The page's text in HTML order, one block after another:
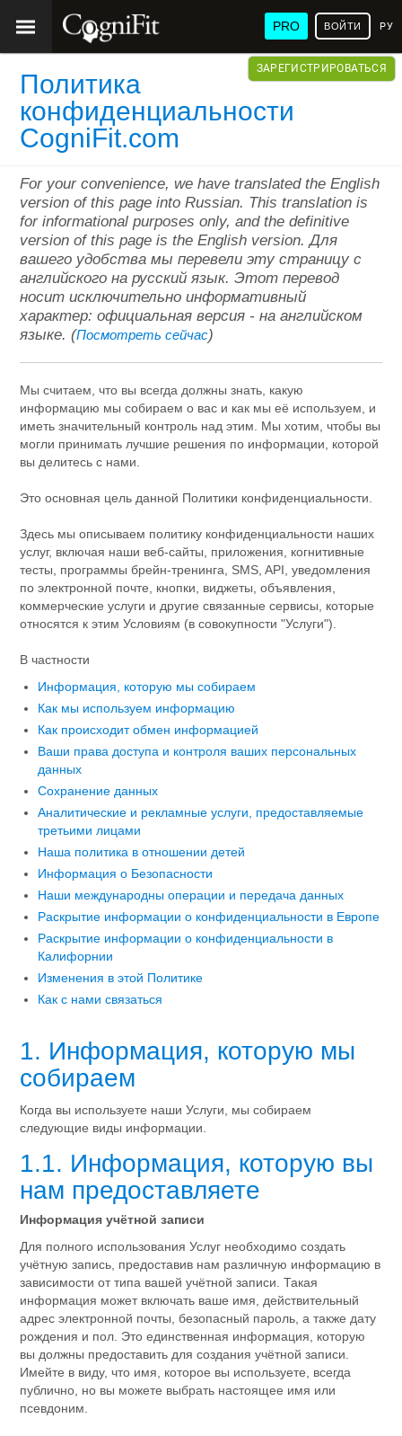
PRO ВОЙТИ
ЗАРЕГИСТРИРОВАТЬСЯ
Политика
конфиденциальности
CogniFit.com
For your convenience, we have translated the English
version of this page into Russian. This translation is
for informational purposes only, and the definitive
version of this page is the English version. Для
вашего удобства мы перевели эту страницу с
английского на русский язык. Этот перевод
носит исключительно информативный
характер: официальная версия - на английском
языке. (Посмотреть сейчас)
Мы считаем, что вы всегда должны знать, какую
информацию мы собираем о вас и как мы её используем, и
иметь значительный контроль над этим. Мы хотим, чтобы вы
могли принимать лучшие решения по информации, которой
вы делитесь с нами.
Это основная цель данной Политики конфиденциальности.
Здесь мы описываем политику конфиденциальности наших
услуг, включая наши веб-сайты, приложения, когнитивные
тесты, программы брейн-тренинга, SMS, API, уведомления
по электронной почте, кнопки, виджеты, объявления,
коммерческие услуги и другие связанные сервисы, которые
относятся к этим Условиям (в совокупности "Услуги").
В частности
Информация, которую мы собираем
Как мы используем информацию
Как происходит обмен информацией
Ваши права доступа и контроля ваших персональных
данных
Сохранение данных
Аналитические и рекламные услуги, предоставляемые
третьими лицами
Наша политика в отношении детей
Информация о Безопасности
Наши международны операции и передача данных
Раскрытие информации о конфиденциальности в Европе
Раскрытие информации о конфиденциальности в
Калифорнии
Изменения в этой Политике
Как с нами связаться
1. Информация, которую мы
собираем
Когда вы используете наши Услуги, мы собираем
следующие виды информации.
1.1. Информация, которую вы
нам предоставляете
Информация учётной записи
Для полного использования Услуг необходимо создать
учётную запись, предоставив нам различную информацию в
зависимости от типа вашей учётной записи. Такая
информация может включать ваше имя, действительный
адрес электронной почты, безопасный пароль, а также дату
рождения и пол. Это единственная информация, которую
вы должны предоставить для создания учётной записи.
Имейте в виду, что имя, которое вы используете, всегда
публично, но вы можете выбрать настоящее имя или
псевдоним.